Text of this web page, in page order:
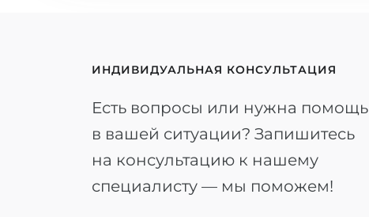
ИНДИВИДУАЛЬНАЯ КОНСУЛЬТАЦИЯ
Есть вопросы или нужна помощь
в вашей ситуации? Запишитесь
на консультацию к нашему
специалисту — мы поможем!